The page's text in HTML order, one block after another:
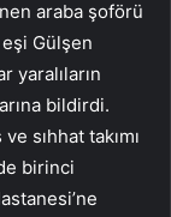
araba şoförü
Gülşen
yaralıların
bildirdi.
sıhhat takımı
birinci